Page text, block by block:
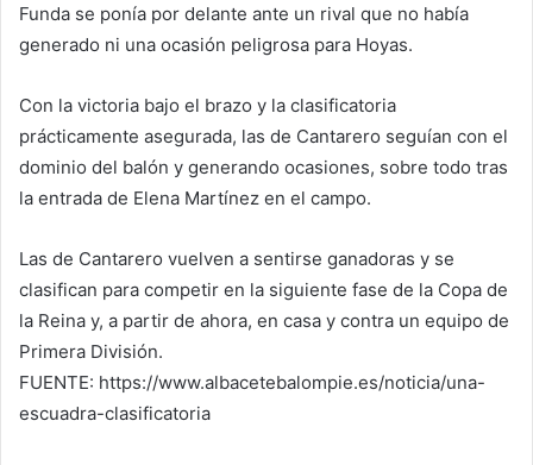
Funda se ponía por delante ante un rival que no había
generado ni una ocasión peligrosa para Hoyas.
Con la victoria bajo el brazo y la clasificatoria
prácticamente asegurada, las de Cantarero seguían con el
dominio del balón y generando ocasiones, sobre todo tras
la entrada de Elena Martínez en el campo.
Las de Cantarero vuelven a sentirse ganadoras y se
clasifican para competir en la siguiente fase de la Copa de
la Reina y, a partir de ahora, en casa y contra un equipo de
Primera División.
FUENTE: https://www.albacetebalompie.es/noticia/una-
escuadra-clasificatoria